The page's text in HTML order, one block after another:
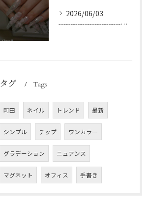
2026/06/03
┈┈┈┈┈┈┈┈┈┈┈┈┈┈┈┈┈┈┈┈
タグ Tags
町田 ネイル トレンド 最新
シンプル チップ ワンカラー
グラデーション ニュアンス
マグネット オフィス 手書き